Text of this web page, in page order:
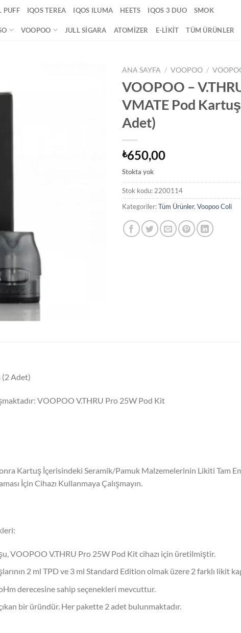
PUFF IQOS TEREA IQOS ILUMA HEETS IQOS 3 DUO SMOK
VOOPOO JULL SIGARA ATOMIZER E-LIKIT TÜM ÜRÜNLER
ANA SAYFA / VOOPOO /
VOOPOO –
VMATE Pod
Adet)
₺650,00
Stokta yok
Stok kodu: 2200114
Kategoriler:Tüm Ürünler, Voopoo Coli
(2 Adet)
VOOPOO V.THRU Pro 25W Pod Kit
Kartuş İçerisindeki Seramik/Pamuk Malzemelerinin Likiti Tam
İçin Cihazı Kullanmaya Çalışmayın.
VOOPOO V.THRU Pro 25W Pod Kit cihazı için üretilmiştir.
2 ml TPD ve 3 ml Standard Edition olmak üzere 2 farklı likit
derecesine sahip seçenekleri mevcuttur.
bir üründür. Her pakette 2 adet bulunmaktadır.